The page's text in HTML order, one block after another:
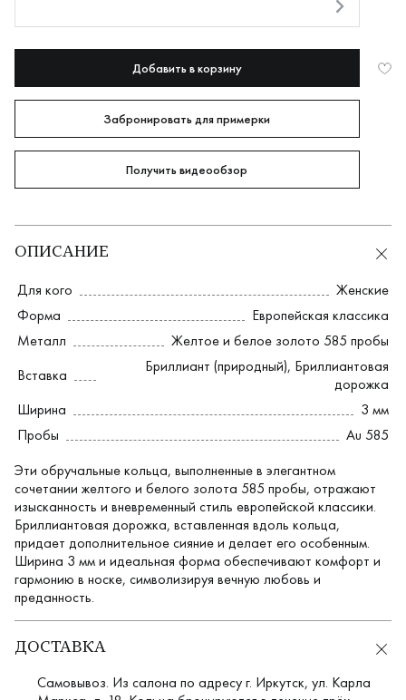
Добавить в корзину
Забронировать для примерки
Получить видеообзор
ОПИСАНИЕ
Для кого
Женские
Форма
Европейская классика
Металл
Желтое и белое золото 585 пробы
Вставка
Бриллиант (природный), Бриллиантовая
дорожка
Ширина
3 мм
Пробы
Au 585
Эти обручальные кольца, выполненные в элегантном
сочетании желтого и белого золота 585 пробы, отражают
изысканность и вневременный стиль европейской классики.
Бриллиантовая дорожка, вставленная вдоль кольца,
придает дополнительное сияние и делает его особенным.
Ширина 3 мм и идеальная форма обеспечивают комфорт и
гармонию в носке, символизируя вечную любовь и
преданность.
ДОСТАВКА
Самовывоз. Из салона по адресу г. Иркутск, ул. Карла